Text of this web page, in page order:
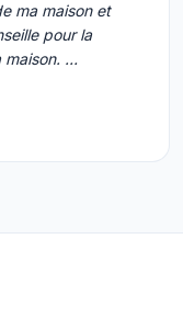
ma maison et
pour la
maison. …